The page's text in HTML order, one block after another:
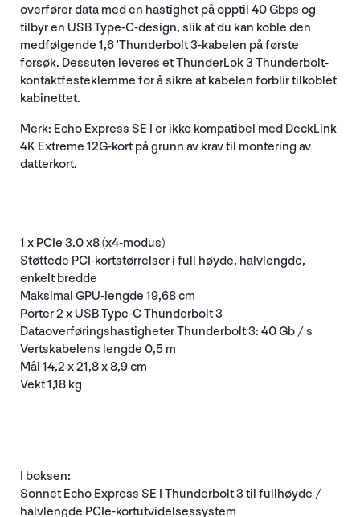
overfører data med en hastighet på opptil 40 Gbps og
tilbyr en USB Type-C-design, slik at du kan koble den
medfølgende 1,6 'Thunderbolt 3-kabelen på første
forsøk. Dessuten leveres et ThunderLok 3 Thunderbolt-
kontaktfesteklemme for å sikre at kabelen forblir tilkoblet
kabinettet.
Merk: Echo Express SE I er ikke kompatibel med DeckLink
4K Extreme 12G-kort på grunn av krav til montering av
datterkort.
1 x PCIe 3.0 x8 (x4-modus)
Støttede PCI-kortstørrelser i full høyde, halvlengde,
enkelt bredde
Maksimal GPU-lengde 19,68 cm
Porter 2 x USB Type-C Thunderbolt 3
Dataoverføringshastigheter Thunderbolt 3: 40 Gb / s
Vertskabelens lengde 0,5 m
Mål 14,2 x 21,8 x 8,9 cm
Vekt 1,18 kg
I boksen:
Sonnet Echo Express SE I Thunderbolt 3 til fullhøyde /
halvlengde PCIe-kortutvidelsessystem